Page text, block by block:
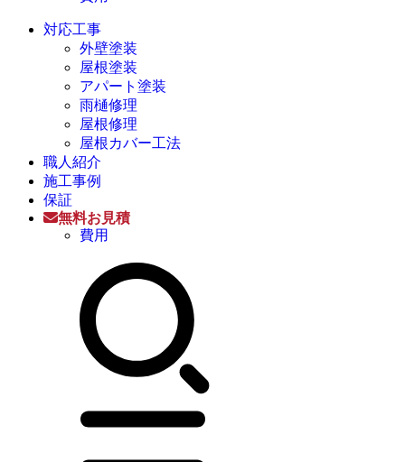
対応工事
外壁塗装
屋根塗装
アパート塗装
雨樋修理
屋根修理
屋根カバー工法
職人紹介
施工事例
保証
無料お見積
費用